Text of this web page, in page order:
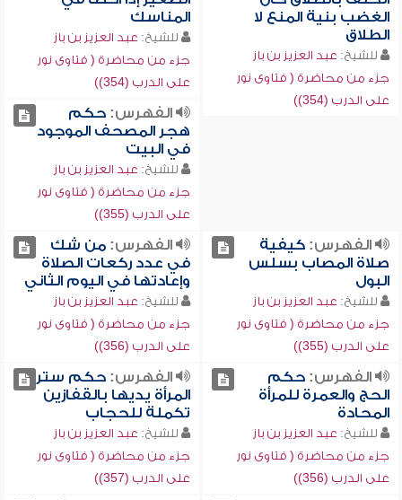
الغضب بنية المنع لا
الطلاق
للشيخ: عبد العزيز بن باز
جزء من محاضرة ( فتاوى نور
على الدرب (354))
المناسك
للشيخ: عبد العزيز بن باز
جزء من محاضرة ( فتاوى نور
على الدرب (354))
الفهرس:حكم
هجر المصحف الموجود
في البيت
للشيخ: عبد العزيز بن باز
جزء من محاضرة ( فتاوى نور
على الدرب (355))
الفهرس:كيفية
صلاة المصاب بسلس
البول
للشيخ: عبد العزيز بن باز
جزء من محاضرة ( فتاوى نور
على الدرب (355))
الفهرس:من شك
في عدد ركعات الصلاة
وإعادتها في اليوم الثاني
للشيخ: عبد العزيز بن باز
جزء من محاضرة ( فتاوى نور
على الدرب (356))
الفهرس:حكم
الحج والعمرة للمرأة
المحادة
للشيخ: عبد العزيز بن باز
جزء من محاضرة ( فتاوى نور
على الدرب (356))
الفهرس:حكم ستر
المرأة يديها بالقفازين
تكملة للحجاب
للشيخ: عبد العزيز بن باز
جزء من محاضرة ( فتاوى نور
على الدرب (357))